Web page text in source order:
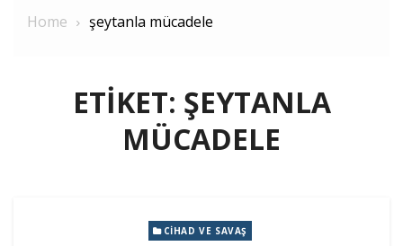
Home şeytanla mücadele
ETIKET: ŞEYTANLA
MÜCADELE
CIHAD VE SAVAŞ